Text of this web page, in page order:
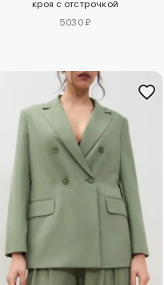
кроя с отстрочкой
5030 ₽